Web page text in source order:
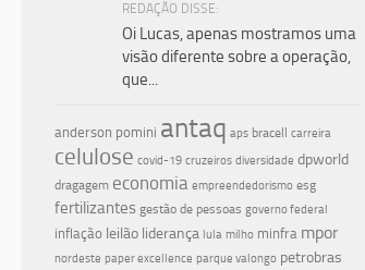
REDAÇÃO DISSE:
Oi Lucas, apenas mostramos uma
visão diferente sobre a operação,
que...
anderson pomini antaq aps bracell carreira
celulose covid-19 cruzeiros diversidade dpworld
dragagem economia empreendedorismo esg
fertilizantes gestão de pessoas governo federal
inflação leilão liderança lula milho minfra mpor
nordeste paper excellence parque valongo petrobras